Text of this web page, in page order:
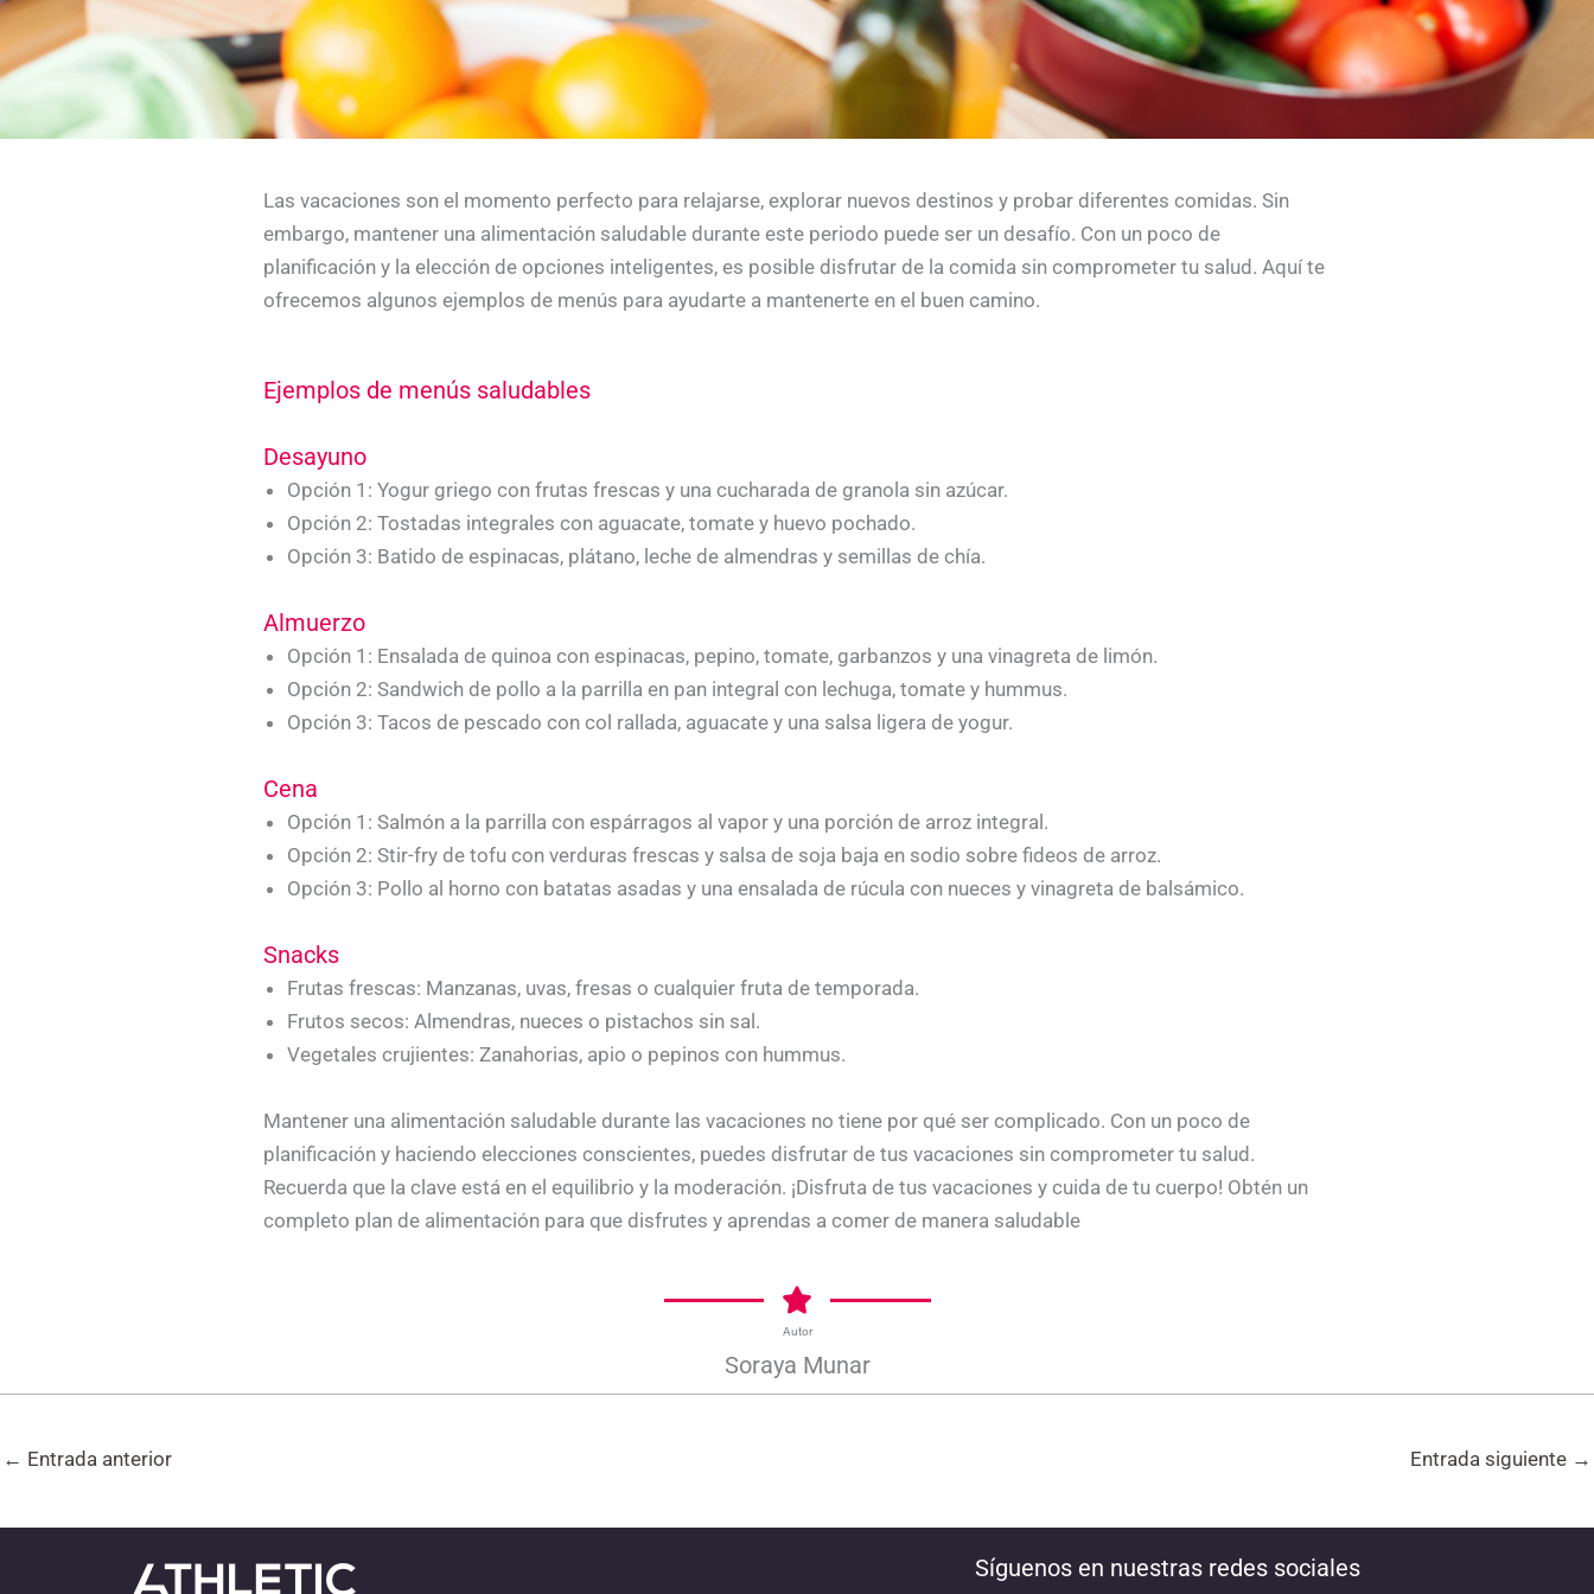
Las vacaciones son el momento perfecto para relajarse, explorar nuevos destinos y probar diferentes comidas. Sin
embargo, mantener una alimentación saludable durante este periodo puede ser un desafío. Con un poco de
planificación y la elección de opciones inteligentes, es posible disfrutar de la comida sin comprometer tu salud. Aquí te
ofrecemos algunos ejemplos de menús para ayudarte a mantenerte en el buen camino.
Ejemplos de menús saludables
Desayuno
Opción 1: Yogur griego con frutas frescas y una cucharada de granola sin azúcar.
Opción 2: Tostadas integrales con aguacate, tomate y huevo pochado.
Opción 3: Batido de espinacas, plátano, leche de almendras y semillas de chía.
Almuerzo
Opción 1: Ensalada de quinoa con espinacas, pepino, tomate, garbanzos y una vinagreta de limón.
Opción 2: Sandwich de pollo a la parrilla en pan integral con lechuga, tomate y hummus.
Opción 3: Tacos de pescado con col rallada, aguacate y una salsa ligera de yogur.
Cena
Opción 1: Salmón a la parrilla con espárragos al vapor y una porción de arroz integral.
Opción 2: Stir-fry de tofu con verduras frescas y salsa de soja baja en sodio sobre fideos de arroz.
Opción 3: Pollo al horno con batatas asadas y una ensalada de rúcula con nueces y vinagreta de balsámico.
Snacks
Frutas frescas: Manzanas, uvas, fresas o cualquier fruta de temporada.
Frutos secos: Almendras, nueces o pistachos sin sal.
Vegetales crujientes: Zanahorias, apio o pepinos con hummus.
Mantener una alimentación saludable durante las vacaciones no tiene por qué ser complicado. Con un poco de
planificación y haciendo elecciones conscientes, puedes disfrutar de tus vacaciones sin comprometer tu salud.
Recuerda que la clave está en el equilibrio y la moderación. ¡Disfruta de tus vacaciones y cuida de tu cuerpo! Obtén un
completo plan de alimentación para que disfrutes y aprendas a comer de manera saludable
Autor
Soraya Munar
← Entrada anterior Entrada siguiente →
Síguenos en nuestras redes sociales